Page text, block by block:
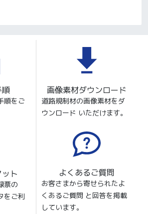
順
順をご
画像素材ダウンロード
道路規制材の画像素材をダ
ウンロード いただけます。
ト
票の
をご利
よくあるご質問
お客さまから寄せられたよ
くあるご質問 と回答を掲載
しています。